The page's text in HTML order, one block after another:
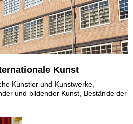
Kunst
Künstler und Kunstwerke,
und bildender Kunst, Bestände der